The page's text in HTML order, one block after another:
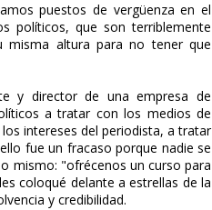
puestos de vergüenza en el
políticos, que son terriblemente
misma altura para no tener que
y director de una empresa de
a tratar con los medios de
intereses del periodista, a tratar
fue un fracaso porque nadie se
mismo: "ofrécenos un curso para
coloqué delante a estrellas de la
y credibilidad.